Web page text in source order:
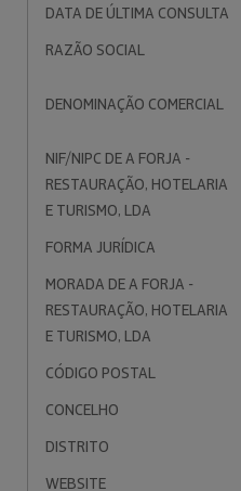
DATA DE ÚLTIMA CONSULTA
RAZÃO SOCIAL
DENOMINAÇÃO COMERCIAL
NIF/NIPC DE A FORJA -
RESTAURAÇÃO, HOTELARIA
E TURISMO, LDA
FORMA JURÍDICA
MORADA DE A FORJA -
RESTAURAÇÃO, HOTELARIA
E TURISMO, LDA
CÓDIGO POSTAL
CONCELHO
DISTRITO
WEBSITE